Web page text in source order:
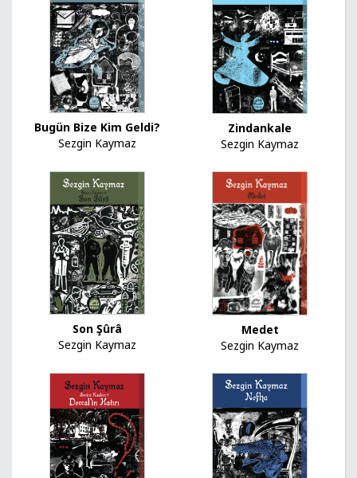
Bugün Bize Kim Geldi?
Sezgin Kaymaz
Zindankale
Sezgin Kaymaz
Son Şûrâ
Sezgin Kaymaz
Medet
Sezgin Kaymaz